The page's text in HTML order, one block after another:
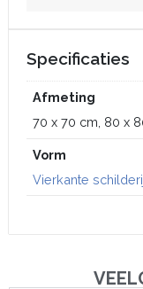
Specificaties
Afmeting
70 x 70 cm, 80 x
Vorm
Vierkante